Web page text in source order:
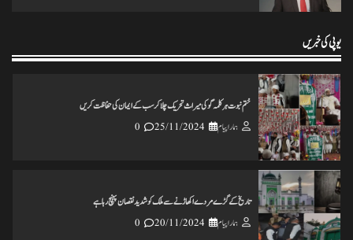
یوپی کی خبریں
ختم نبوت ہر کلمہ گو کی میراث تحریک چلاکرسب کے ایمان کی حفاظت کریں
ہمارا پیام
25/11/2024
0
تاریخ کے گڑے مردے اکھاڑنے سے ملک کو شدید نقصان پہنچ رہاہے
ہمارا پیام
20/11/2024
0